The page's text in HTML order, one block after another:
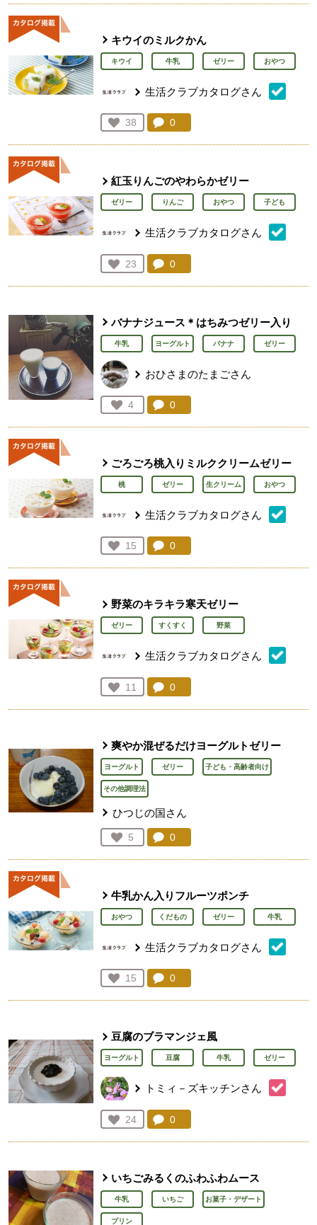
キウイのミルクかん
キウイ 牛乳 ゼリー おやつ
生活クラブカタログさん
お気に入り登録：
38
人が登録
コメント：
0
紅玉りんごのやわらかゼリー
ゼリー りんご おやつ 子ども
生活クラブカタログさん
お気に入り登録：
23
人が登録
コメント：
0
バナナジュース＊はちみつゼリー入り
牛乳 ヨーグルト バナナ ゼリー
おひさまのたまごさん
お気に入り登録：
4
人が登録
コメント：
0
ごろごろ桃入りミルククリームゼリー
桃 ゼリー 生クリーム おやつ
生活クラブカタログさん
お気に入り登録：
15
人が登録
コメント：
0
野菜のキラキラ寒天ゼリー
ゼリー すくすく 野菜
生活クラブカタログさん
お気に入り登録：
11
人が登録
コメント：
0
爽やか混ぜるだけヨーグルトゼリー
ヨーグルト ゼリー 子ども・高齢者向け
その他調理法
ひつじの国さん
お気に入り登録：
5
人が登録
コメント：
0
牛乳かん入りフルーツポンチ
おやつ くだもの ゼリー 牛乳
生活クラブカタログさん
お気に入り登録：
15
人が登録
コメント：
0
豆腐のブラマンジェ風
ヨーグルト 豆腐 牛乳 ゼリー
トミィ－ズキッチンさん
お気に入り登録：
24
人が登録
コメント：
0
いちごみるくのふわふわムース
牛乳 いちご お菓子・デザート
プリン